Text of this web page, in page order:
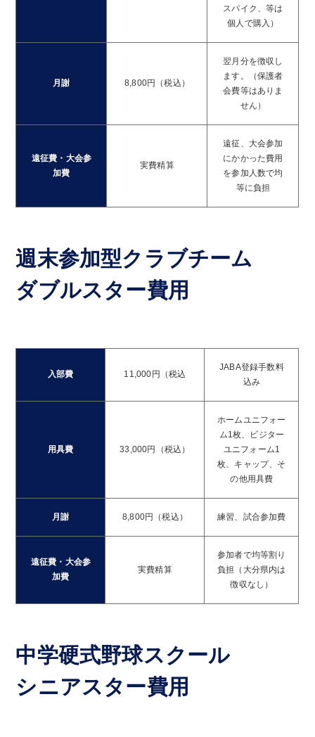
スパイク、等は
個人で購入）
月謝 8,800円（税込）
翌月分を徴収し
ます。（保護者
会費等はありま
せん）
遠征費・大会参
加費
実費精算
遠征、大会参加
にかかった費用
を参加人数で均
等に負担
週末参加型クラブチーム
ダブルスター費用
入部費 11,000円（税込
JABA登録手数料
込み
用具費 33,000円（税込）
ホームユニフォー
ム1枚、ビジター
ユニフォーム1
枚、キャップ、そ
の他用具費
月謝 8,800円（税込） 練習、試合参加費
遠征費・大会参
加費
実費精算
参加者で均等割り
負担（大分県内は
徴収なし）
中学硬式野球スクール
シニアスター費用